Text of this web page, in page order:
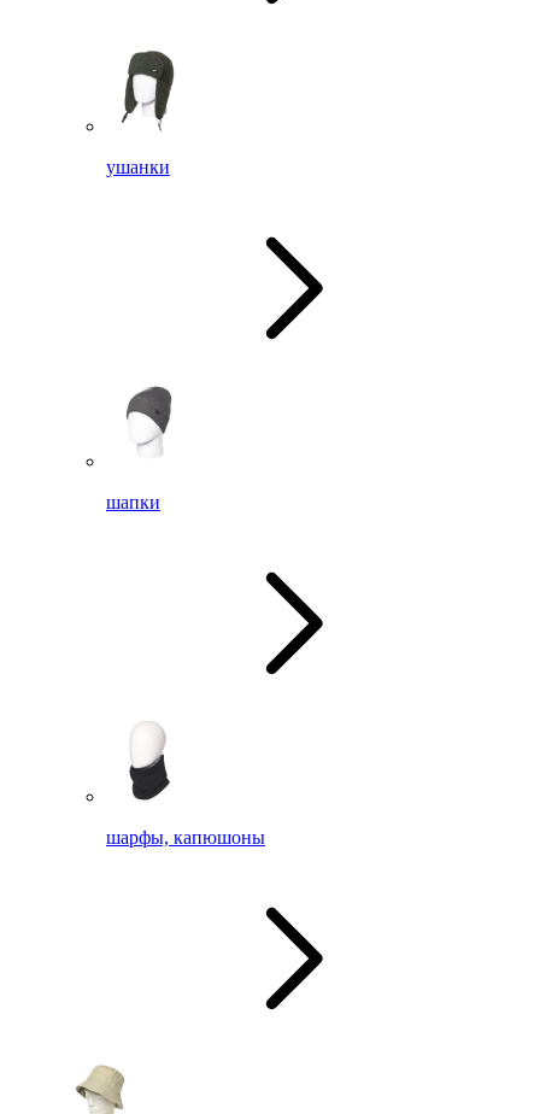
ушанки
шапки
шарфы, капюшоны